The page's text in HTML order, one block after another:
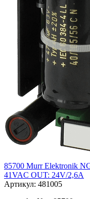
85700 Murr Elektronik
41VAC OUT: 24V/2,6A
Артикул: 481005